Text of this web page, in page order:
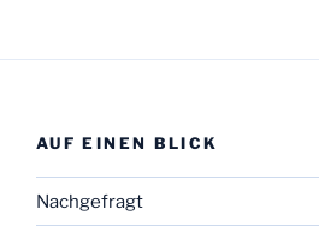
AUF EINEN BLICK
Nachgefragt